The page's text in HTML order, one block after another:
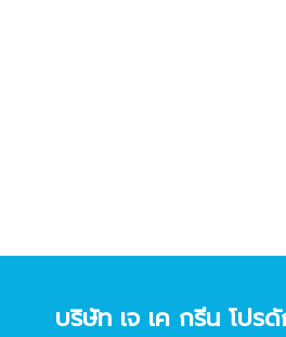
บริษัท เจ เค กรีน โปร